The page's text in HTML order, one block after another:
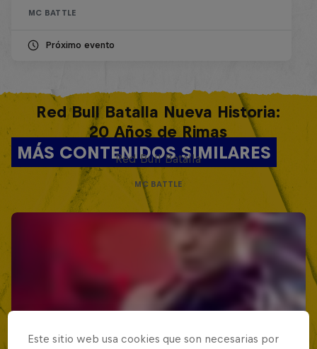
MC BATTLE
Próximo evento
MÁS CONTENIDOS SIMILARES
Red Bull Batalla Nueva Historia:
20 Años de Rimas
Red Bull Batalla
MC BATTLE
Este sitio web usa cookies que son necesarias por